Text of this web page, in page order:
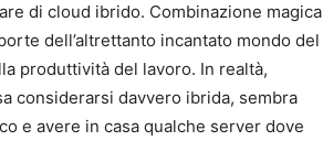
di cloud ibrido. Combinazione magica
dell’altrettanto incantato mondo del
produttività del lavoro. In realtà,
considerarsi davvero ibrida, sembra
e avere in casa qualche server dove